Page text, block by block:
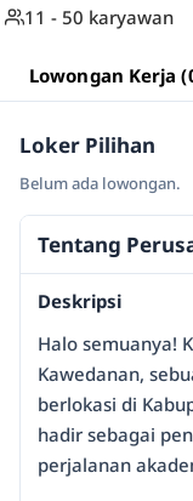
11 - 50 karyawan
Lowongan Kerja
Loker Pilihan
Belum ada lowongan.
Tentang
Deskripsi
Halo semuanya!
Kawedanan,
berlokasi di
hadir sebagai
perjalanan